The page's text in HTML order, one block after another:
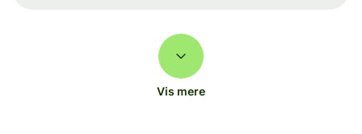
Vis mere